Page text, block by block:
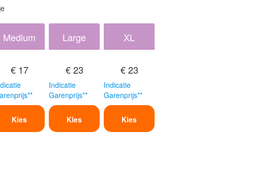
Medium
€ 17
Kies
Large
€ 23
Indicatie
Garenprijs**
Kies
XL
€ 23
Indicatie
Garenprijs**
Kies